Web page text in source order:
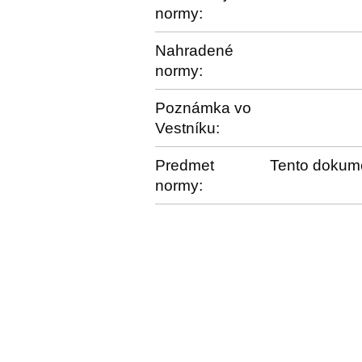
normy:
Nahradené
normy:
Poznámka vo
Vestníku:
Predmet
normy:
Tento